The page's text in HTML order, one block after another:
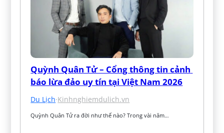
Quỳnh Quân Tử – Cổng thông tin cảnh
báo lừa đảo uy tín tại Việt Nam 2026
Du Lịch·Kinhnghiemdulich.vn
Quỳnh Quân Tử ra đời như thế nào? Trong vài năm…